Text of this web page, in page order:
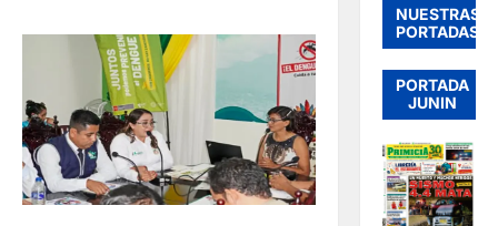
NUESTRAS
PORTADAS
PORTADA
JUNIN